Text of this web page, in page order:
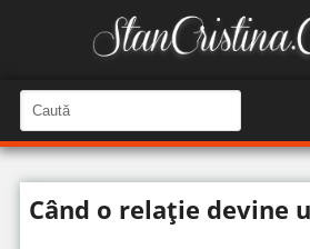
a
u
t
C
a
u
î
n
Când o relație devine